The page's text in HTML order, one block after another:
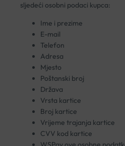
sljedeći osobni podaci kupca:
Ime i prezime
E-mail
Telefon
Adresa
Mjesto
Poštanski broj
Država
Vrsta kartice
Broj kartice
Vrijeme trajanja kartice
CVV kod kartice